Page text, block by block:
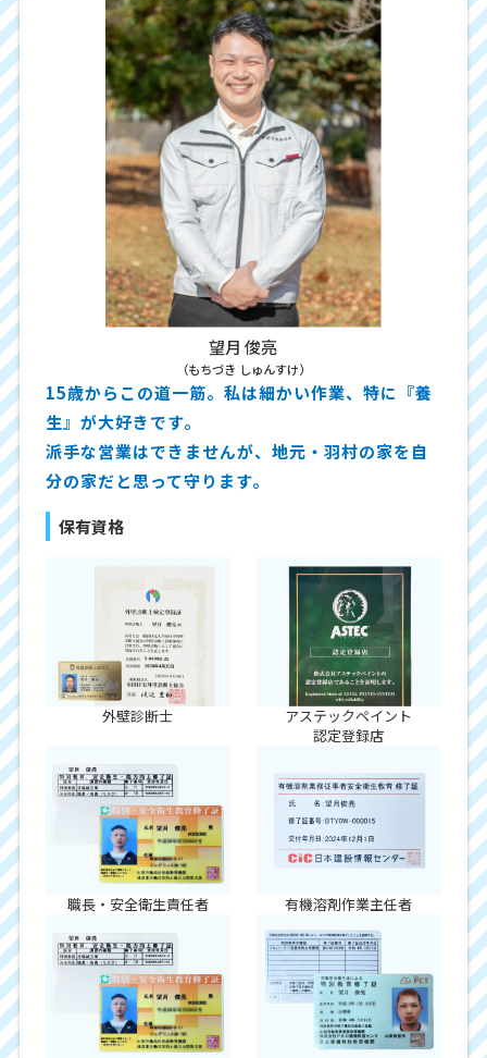
望月 俊亮
（もちづき しゅんすけ）
15歳からこの道一筋。私は細かい作業、特に『養
生』が大好きです。
派手な営業はできませんが、地元・羽村の家を自
分の家だと思って守ります。
保有資格
外壁診断士
アステックペイント
認定登録店
職長・安全衛生責任者 有機溶剤作業主任者